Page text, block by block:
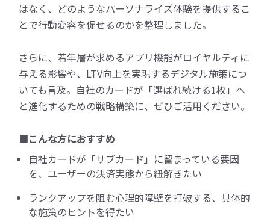
はなく、どのようなパーソナライズ体験を提供するこ
とで行動変容を促せるのかを整理しました。
さらに、若年層が求めるアプリ機能がロイヤルティに
与える影響や、LTV向上を実現するデジタル施策につ
いても言及。自社のカードが「選ばれ続ける1枚」へ
と進化するための戦略構築に、ぜひご活用ください。
■こんな方におすすめ
自社カードが「サブカード」に留まっている要因
を、ユーザーの決済実態から紐解きたい
ランクアップを阻む心理的障壁を打破する、具体的
な施策のヒントを得たい